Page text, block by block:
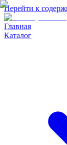
Перейти к
Главная
Каталог